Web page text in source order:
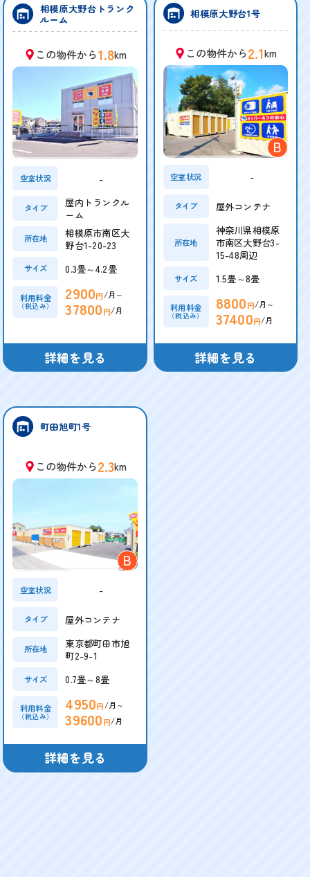
相模原大野台トランク
ルーム
この物件から1.8km
空室状況 -
タイプ
屋内トランクル
ーム
所在地
相模原市南区大
野台1-20-23
サイズ 0.3畳～4.2畳
利用料金
（税込み）
2900円/月～
37800円/月
詳細を見る
相模原大野台1号
この物件から2.1km
B
空室状況 -
タイプ 屋外コンテナ
所在地
神奈川県相模原
市南区大野台3-
15-48周辺
サイズ 1.5畳～8畳
利用料金
（税込み）
8800円/月～
37400円/月
詳細を見る
町田旭町1号
この物件から2.3km
B
空室状況 -
タイプ 屋外コンテナ
所在地
東京都町田市旭
町2-9-1
サイズ 0.7畳～8畳
利用料金
（税込み）
4950円/月～
39600円/月
詳細を見る